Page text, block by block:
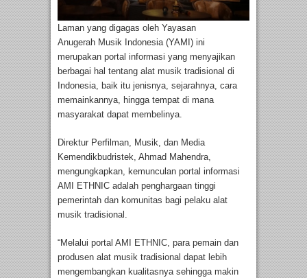
Laman yang digagas oleh Yayasan
Anugerah Musik Indonesia (YAMI) ini
merupakan portal informasi yang menyajikan
berbagai hal tentang alat musik tradisional di
Indonesia, baik itu jenisnya, sejarahnya, cara
memainkannya, hingga tempat di mana
masyarakat dapat membelinya.
Direktur Perfilman, Musik, dan Media
Kemendikbudristek, Ahmad Mahendra,
mengungkapkan, kemunculan portal informasi
AMI ETHNIC adalah penghargaan tinggi
pemerintah dan komunitas bagi pelaku alat
musik tradisional.
“Melalui portal AMI ETHNIC, para pemain dan
produsen alat musik tradisional dapat lebih
mengembangkan kualitasnya sehingga makin